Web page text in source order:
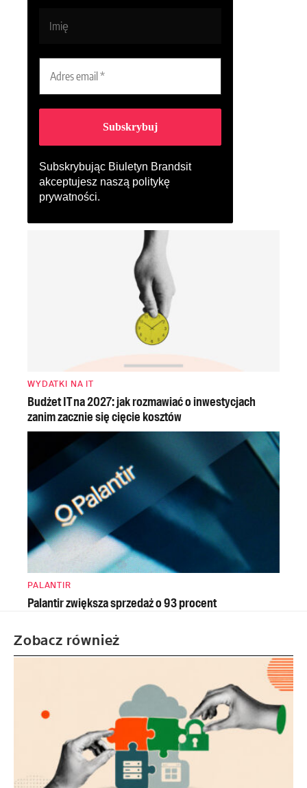
Subskrybując Biuletyn Brandsit
akceptujesz naszą politykę
prywatności.
WYDATKI NA IT
Budżet IT na 2027: jak rozmawiać o inwestycjach
zanim zacznie się cięcie kosztów
PALANTIR
Palantir zwiększa sprzedaż o 93 procent
Zobacz również